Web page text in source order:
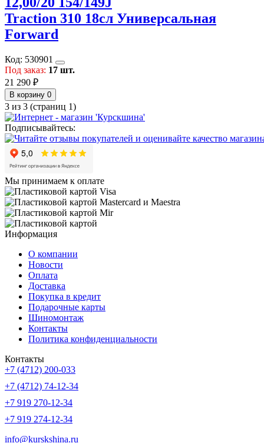
Traction 310 18сл Универсальная
Forward
Код: 530901
Под заказ: 17 шт.
21 290 ₽
В корзину 0
3 из 3 (страниц 1)
Подписывайтесь:
Мы принимаем к оплате
Информация
О компании
Новости
Оплата
Доставка
Покупка в кредит
Подарочные карты
Шиномонтаж
Контакты
Политика конфиденциальности
Контакты
+7 (4712) 200-033
+7 (4712) 74-12-34
+7 919 270-12-34
+7 919 274-12-34
info@kurskshina.ru